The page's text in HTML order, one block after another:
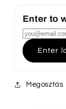
Enter to
Enter
Megosztás